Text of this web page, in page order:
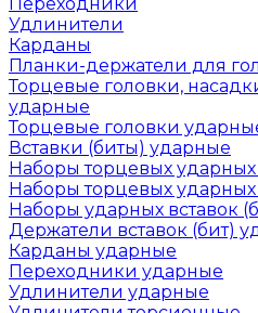
Удлинители
Карданы
Планки-держатели для
Торцевые головки,
ударные
Торцевые головки
Вставки (биты) ударные
Наборы торцевых ударных
Наборы торцевых ударных
Наборы ударных вставок
Держатели вставок (бит)
Карданы ударные
Переходники ударные
Удлинители ударные